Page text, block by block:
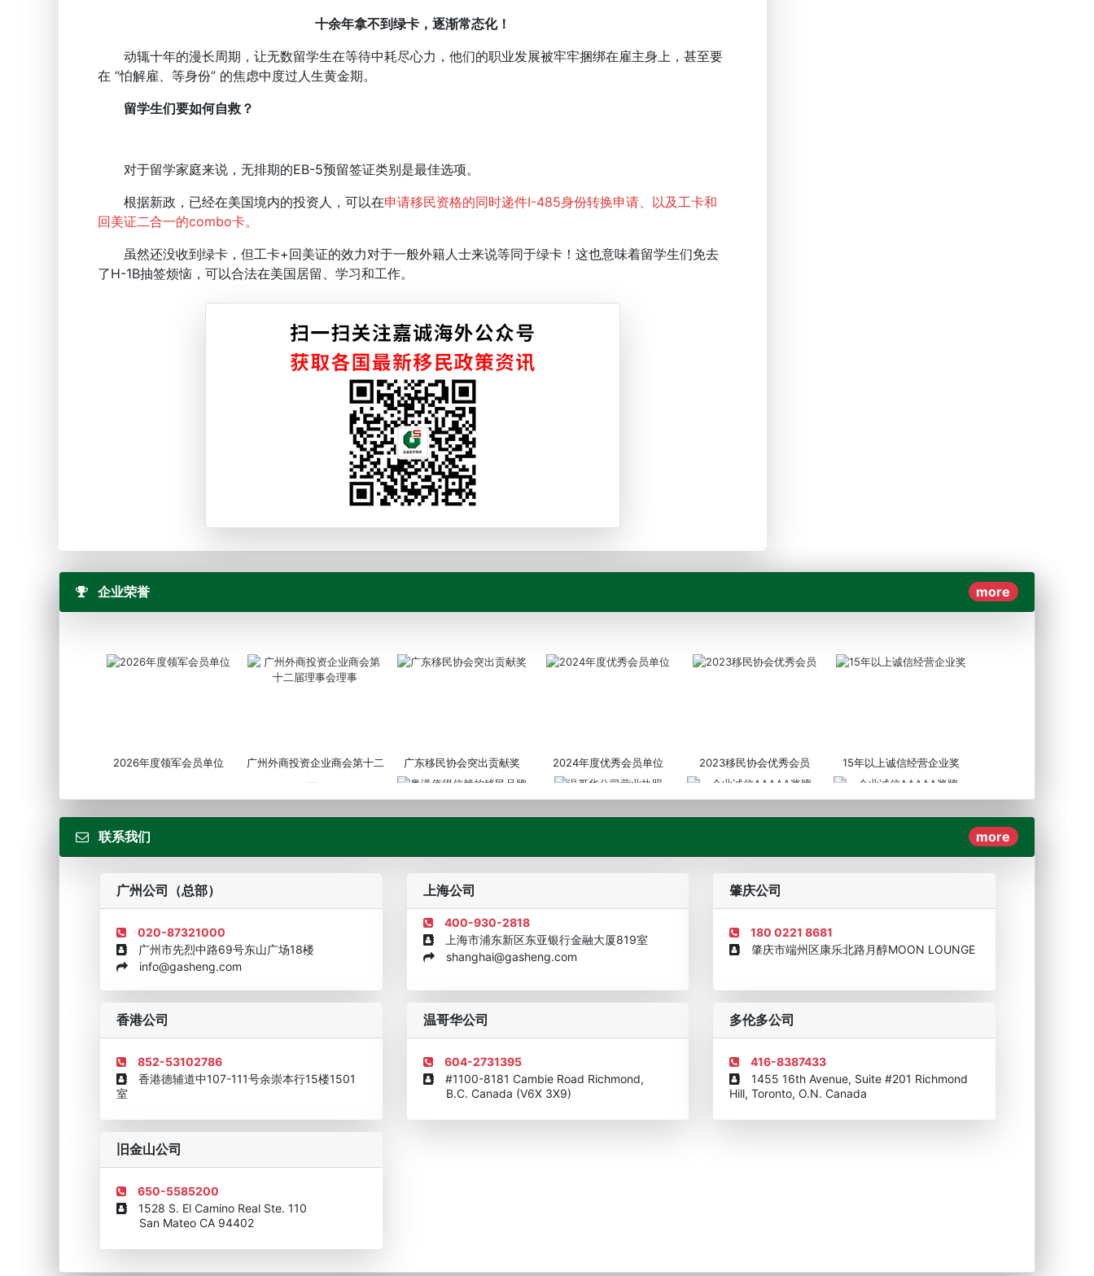
十余年拿不到绿卡，逐渐常态化！
动辄十年的漫长周期，让无数留学生在等待中耗尽心力，他们的职业发展被牢牢捆绑在雇主身上，甚至要
在 “怕解雇、等身份” 的焦虑中度过人生黄金期。
留学生们要如何自救？
对于留学家庭来说，无排期的EB-5预留签证类别是最佳选项。
根据新政，已经在美国境内的投资人，可以在申请移民资格的同时递件I-485身份转换申请、以及工卡和
回美证二合一的combo卡。
虽然还没收到绿卡，但工卡+回美证的效力对于一般外籍人士来说等同于绿卡！这也意味着留学生们免去
了H-1B抽签烦恼，可以合法在美国居留、学习和工作。
企业荣誉 more
2026年度领军会员单位
广州外商投资企业商会第十二
届...
广东移民协会突出贡献奖 2024年度优秀会员单位 2023移民协会优秀会员 15年以上诚信经营企业奖
粤港值得信赖的移民品牌 企业诚信AAAAA奖牌2019
企业诚信AAAAA奖牌2015 欧美澳最具价值品牌移民机构 欧美澳年度表现移民团队 美国投资移民中介机构30强 加拿大移民顾问资格证书
联系我们 more
广州公司（总部）
020-87321000
广州市先烈中路69号东山广场18楼
info@gasheng.com
上海公司
400-930-2818
上海市浦东新区东亚银行金融大厦819室
shanghai@gasheng.com
肇庆公司
180 0221 8681
肇庆市端州区康乐北路月醇MOON LOUNGE
香港公司
852-53102786
香港德辅道中107-111号余崇本行15楼1501
室
温哥华公司
604-2731395
#1100-8181 Cambie Road Richmond,
B.C. Canada (V6X 3X9)
多伦多公司
416-8387433
1455 16th Avenue, Suite #201 Richmond
Hill, Toronto, O.N. Canada
旧金山公司
650-5585200
1528 S. El Camino Real Ste. 110
San Mateo CA 94402